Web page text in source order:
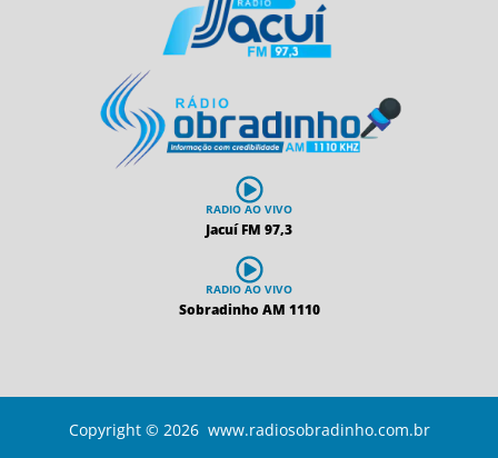
RADIO AO VIVO
Jacuí FM 97,3
RADIO AO VIVO
Sobradinho AM 1110
Copyright © 2026 www.radiosobradinho.com.br